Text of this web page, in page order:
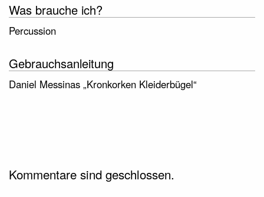
Was brauche ich?
Percussion
Gebrauchsanleitung
Daniel Messinas „Kronkorken Kleiderbügel“
Kommentare sind geschlossen.